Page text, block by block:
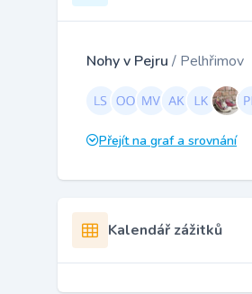
Nohy v Pejru / Pelhřimov
Přejít na graf a srovnání
Kalendář zážitků